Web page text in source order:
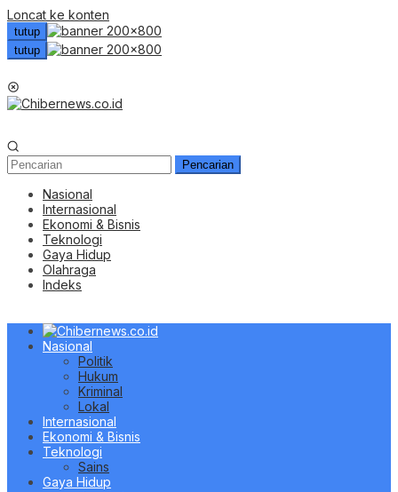
Loncat ke konten
tutup
tutup
Pencarian
Nasional
Internasional
Ekonomi & Bisnis
Teknologi
Gaya Hidup
Olahraga
Indeks
Nasional
Politik
Hukum
Kriminal
Lokal
Internasional
Ekonomi & Bisnis
Teknologi
Sains
Gaya Hidup